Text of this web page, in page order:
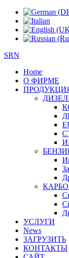
SRN
Home
О ФИРМЕ
УСЛУГИ
News
ЗАГРУЗИТЬ
КОНТАКТЫ